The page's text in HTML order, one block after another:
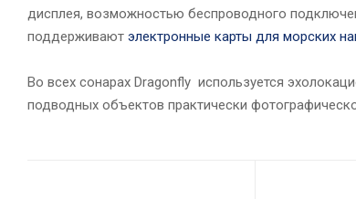
дисплея, возможностью беспроводного
поддерживают электронные карты для морских
Во всех сонарах Dragonfly используется
подводных объектов практически